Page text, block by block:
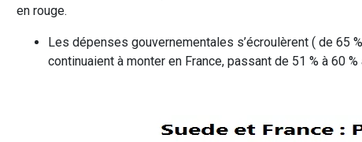
en rouge.
Les dépenses gouvernementales s’écroulèrent ( de 65
continuaient à monter en France, passant de 51 % à 60 %